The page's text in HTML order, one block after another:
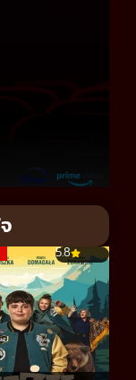
5.8